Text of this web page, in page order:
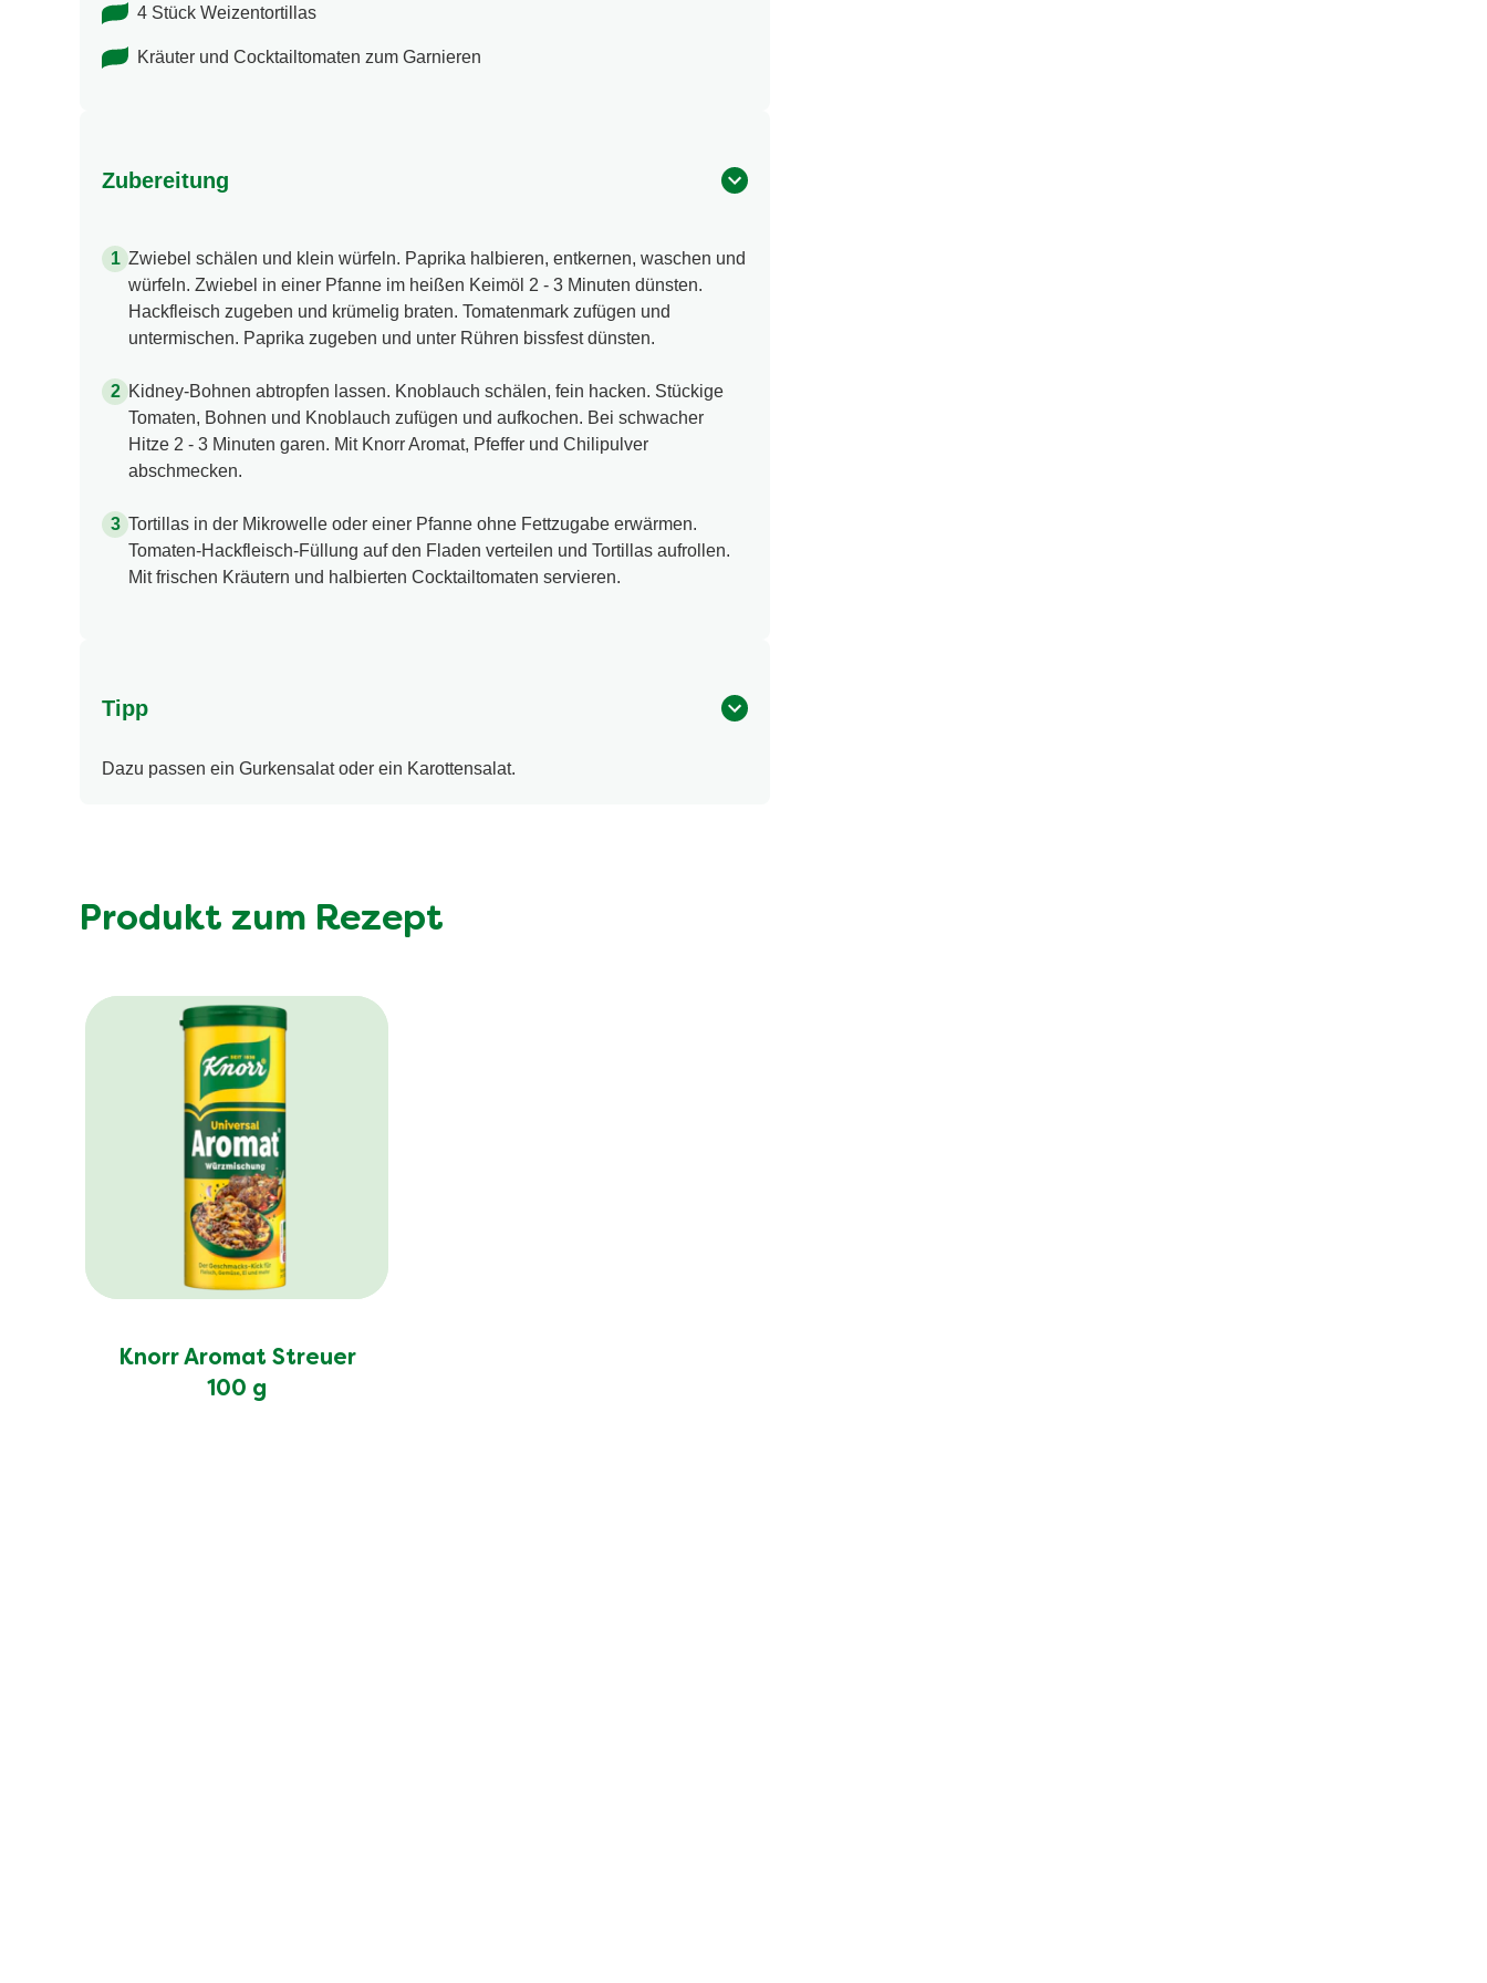
4 Stück Weizentortillas
Kräuter und Cocktailtomaten zum Garnieren
Zubereitung
Zwiebel schälen und klein würfeln. Paprika halbieren, entkernen, waschen und
würfeln. Zwiebel in einer Pfanne im heißen Keimöl 2 - 3 Minuten dünsten.
Hackfleisch zugeben und krümelig braten. Tomatenmark zufügen und
untermischen. Paprika zugeben und unter Rühren bissfest dünsten.
Kidney-Bohnen abtropfen lassen. Knoblauch schälen, fein hacken. Stückige
Tomaten, Bohnen und Knoblauch zufügen und aufkochen. Bei schwacher
Hitze 2 - 3 Minuten garen. Mit Knorr Aromat, Pfeffer und Chilipulver
abschmecken.
Tortillas in der Mikrowelle oder einer Pfanne ohne Fettzugabe erwärmen.
Tomaten-Hackfleisch-Füllung auf den Fladen verteilen und Tortillas aufrollen.
Mit frischen Kräutern und halbierten Cocktailtomaten servieren.
Tipp
Dazu passen ein Gurkensalat oder ein Karottensalat.
Produkt zum Rezept
Knorr Aromat Streuer
100 g